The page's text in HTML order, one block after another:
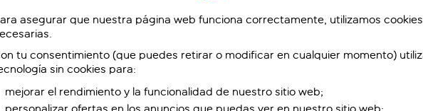
asegurar que nuestra página web funciona correctamente, utilizamos
tu consentimiento (que puedes retirar o modificar en cualquier momento)
sin cookies para:
mejorar el rendimiento y la funcionalidad de nuestro sitio web;